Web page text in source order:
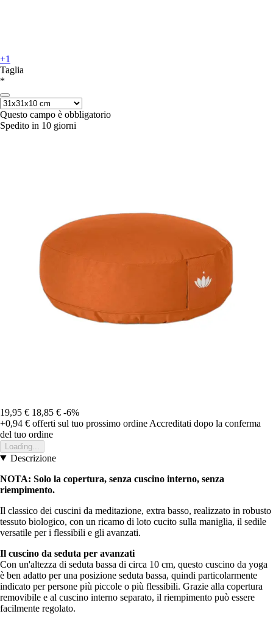
+1
Taglia
*
Questo campo è obbligatorio
Spedito in 10 giorni
19,95 € 18,85 € -6%
+0,94 € offerti sul tuo prossimo ordine Accreditati dopo la conferma
del tuo ordine
Loading...
Descrizione
NOTA: Solo la copertura, senza cuscino interno, senza
riempimento.
Il classico dei cuscini da meditazione, extra basso, realizzato in robusto
tessuto biologico, con un ricamo di loto cucito sulla maniglia, il sedile
versatile per i flessibili e gli avanzati.
Il cuscino da seduta per avanzati
Con un'altezza di seduta bassa di circa 10 cm, questo cuscino da yoga
è ben adatto per una posizione seduta bassa, quindi particolarmente
indicato per persone più piccole o più flessibili. Grazie alla copertura
removibile e al cuscino interno separato, il riempimento può essere
facilmente regolato.